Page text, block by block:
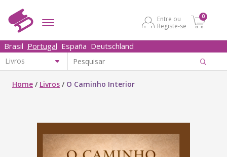
Entre ou
Registe-se
0
Brasil Portugal España Deutschland
Home / Livros / O Caminho Interior